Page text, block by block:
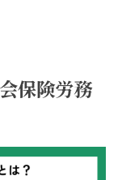
保険労務